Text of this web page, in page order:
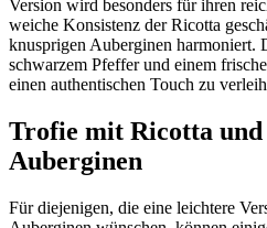
Version wird besonders für ihren
weiche Konsistenz der Ricotta
knusprigen Auberginen harmoniert.
schwarzem Pfeffer und einem
einen authentischen Touch zu
Trofie mit Ricotta und
Auberginen
Für diejenigen, die eine leichtere